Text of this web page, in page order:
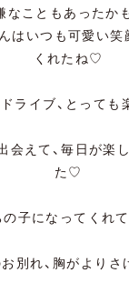
なこともあったか
はいつも可愛い笑
くれたね♡
ライブ、とって
会えて、毎日が楽
た♡
の子になってくれ
別れ、胸がよりさ